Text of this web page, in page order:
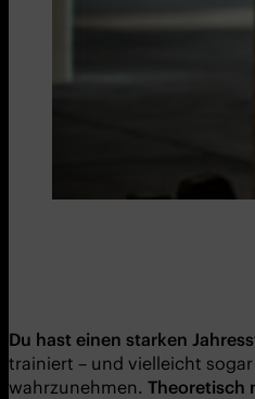
Du hast einen starken
trainiert – und vielleicht
wahrzunehmen. Theoretisch